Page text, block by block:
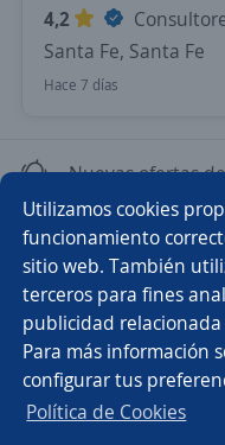
Utilizamos cookies
funcionamiento
sitio web. También
terceros para fines
publicidad
Para más información
configurar tus
Política de Cookies
4,2
Santa Fe, Santa Fe
Hace 7 días
Nuevas ofertas
Empleos similares
Peón de cocina
Auxiliar de cocina
Gerente de restaurante
Buscar
CT App